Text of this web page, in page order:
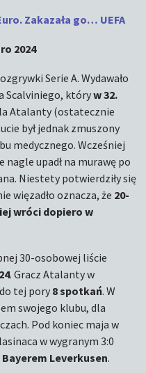
Zakazała go… UEFA
2024
Serie A. Wydawało
Scalviniego, któryw 32.
Atalanty (ostatecznie
był jednak zmuszony
medycznego. Wcześniej
nagle upadł na murawę po
Niestety potwierdziły się
więzadło oznacza, że 20-
wróci dopiero w
30-osobowej liście
. Gracz Atalanty w
tej pory 8 spotkań. W
swojego klubu, dla
Pod koniec maja w
w wygranym 3:0
Leverkusen.